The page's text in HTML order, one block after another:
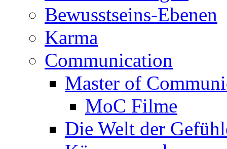
Bewusstseins-Ebenen
Karma
Communication
Master of
MoC Filme
Die Welt der